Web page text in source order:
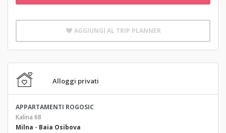
AGGIUNGI AL TRIP PLANNER
Alloggi privati
APPARTAMENTI ROGOSIC
Kalina 68
Milna - Baia Osibova